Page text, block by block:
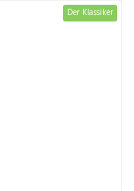
Der Klassiker